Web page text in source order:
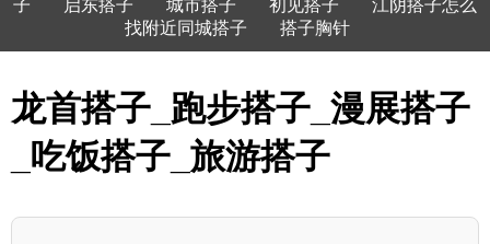
子
启东搭子 城市搭子 初见搭子
江阴搭子怎么
找附近同城搭子
搭子胸针
龙首搭子_跑步搭子_漫展搭子
_吃饭搭子_旅游搭子